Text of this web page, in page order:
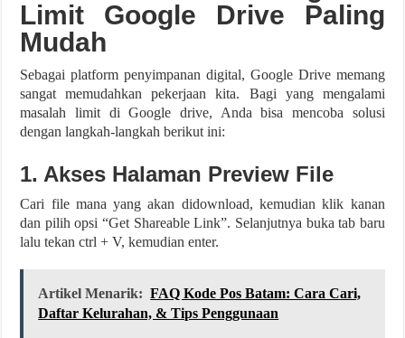
Limit Google Drive Paling
Mudah
Sebagai platform penyimpanan digital, Google Drive memang
sangat memudahkan pekerjaan kita. Bagi yang mengalami
masalah limit di Google drive, Anda bisa mencoba solusi
dengan langkah-langkah berikut ini:
1. Akses Halaman Preview File
Cari file mana yang akan didownload, kemudian klik kanan
dan pilih opsi “Get Shareable Link”. Selanjutnya buka tab baru
lalu tekan ctrl + V, kemudian enter.
Artikel Menarik: FAQ Kode Pos Batam: Cara Cari,
Daftar Kelurahan, & Tips Penggunaan